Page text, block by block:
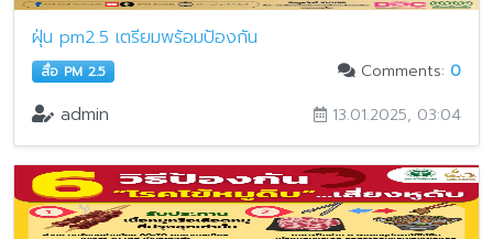
ฝุ่น pm2.5 เตรียมพร้อมป้องกัน
สื่อ PM 2.5 Comments: 0
admin 13.01.2025, 03:04